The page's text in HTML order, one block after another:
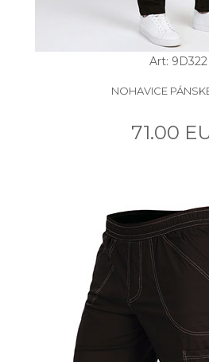
Art: 9D322
NOHAVICE
71.00